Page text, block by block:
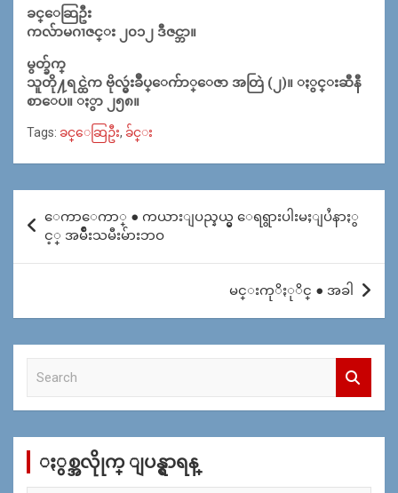
ခင္ေဆြဦး
ကလ်ာမဂၢဇင္း ၂၀၁၂ ဒီဇင္ဘာ။
မွတ္ခ်က္
သူတို႔ရင္ထဲက ဗိုလ္မွဴးခ်ဳပ္ေက်ာ္ေဇာ အတြဲ (၂)။ ႏွင္းဆီနီ
စာေပ။ ႏွာ ၂၅၈။
Tags: ခင္ေဆြဦး, ခ်င္း
navigation
ေကာေကာ္ ● ကယားျပည္နယ္မွ ေရရွားပါးမႈျပႆနာႏွ
င့္ အမ်ိဳးသမီးမ်ားဘဝ
မင္းကုိႏုိင္ ● အခါ
c
ႏွစ္အလိုုက္ ျပန္ရွာရန္